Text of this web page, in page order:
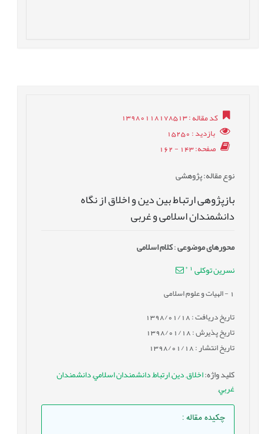
کد مقاله: 13980118178513
بازدید: 15250
صفحه: 143 - 162
نوع مقاله: پژوهشی
بازپژوهی ارتباط بين دین و اخلاق از نگاه
دانشمندان اسلامی و غربی
محورهای موضوعی:کلام اسلامی
نسرین توکلی *
- الهیات و علوم اسلامی
تاریخ دریافت : 1398/01/18
تاریخ پذیرش : 1398/01/18
تاریخ انتشار : 1398/01/18
کلید واژه:اخلاق,دين,ارتباط,دانشمندان اسلامي,دانشمندان
غربي,
چکیده مقاله: